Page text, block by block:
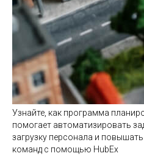
Узнайте, как программа
помогает автоматизировать
загрузку персонала и
команд с помощью HubEx